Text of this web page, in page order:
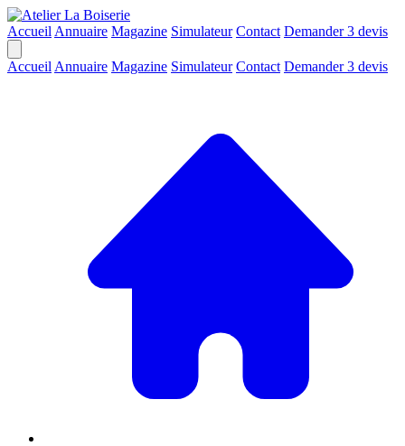
Accueil Annuaire Magazine Simulateur Contact Demander 3 devis
Accueil Annuaire Magazine Simulateur Contact Demander 3 devis